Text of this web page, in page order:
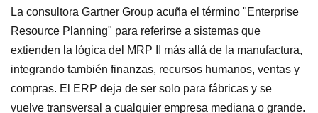
La consultora Gartner Group acuña el término "Enterprise
Resource Planning" para referirse a sistemas que
extienden la lógica del MRP II más allá de la manufactura,
integrando también finanzas, recursos humanos, ventas y
compras. El ERP deja de ser solo para fábricas y se
vuelve transversal a cualquier empresa mediana o grande.